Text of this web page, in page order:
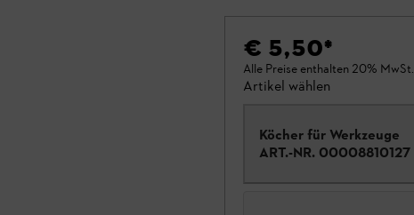
€ 5,50*
Alle Preise enthalten 20% MwSt.
Artikel wählen
Köcher für Werkzeuge
ART.-NR. 00008810127